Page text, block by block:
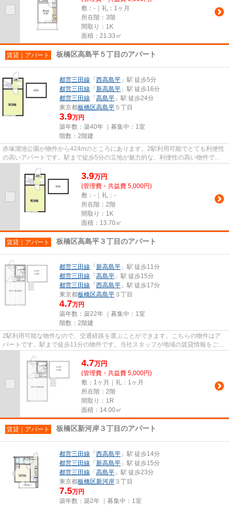
敷：-｜礼：1ヶ月
所在階：3階
間取り：1K
面積：21.33㎡
賃貸｜アパート 板橋区高島平５丁目のアパート
都営三田線 「 西高島平 」駅 徒歩5分
都営三田線 「 新高島平 」駅 徒歩16分
都営三田線 「 高島平 」駅 徒歩24分
東京都板橋区高島平 ５丁目
3.9万円
築年数：築40年 ｜募集中： 1室
階数：2階建
赤塚溜池公園が物件から424mのところにあります。2駅利用可能でとても利便性
の高いアパートです。駅まで徒歩5分の立地が魅力的な、利便性の高い物件で
す。こちらの物件はアパートです...
3.9万円
(管理費・共益費 5,000円)
敷：-｜礼：-
所在階：2階
間取り：1K
面積：13.70㎡
賃貸｜アパート 板橋区高島平３丁目のアパート
都営三田線 「 新高島平 」駅 徒歩11分
都営三田線 「 高島平 」駅 徒歩15分
都営三田線 「 西高島平 」駅 徒歩17分
東京都板橋区高島平 ３丁目
4.7万円
築年数：築22年 ｜募集中： 1室
階数：2階建
2駅利用可能な物件なので、交通経路を選ぶことができます。こちらの物件はア
パートです。駅まで徒歩11分の物件です。当社スタッフが地域の賃貸情報をご提
4.7万円
(管理費・共益費 5,000円)
敷：1ヶ月｜礼：1ヶ月
所在階：2階
間取り：1R
面積：14.00㎡
賃貸｜アパート 板橋区新河岸３丁目のアパート
都営三田線 「 西高島平 」駅 徒歩14分
都営三田線 「 新高島平 」駅 徒歩15分
都営三田線 「 高島平 」駅 徒歩23分
東京都板橋区新河岸 ３丁目
7.5万円
築年数：築2年 ｜募集中： 1室